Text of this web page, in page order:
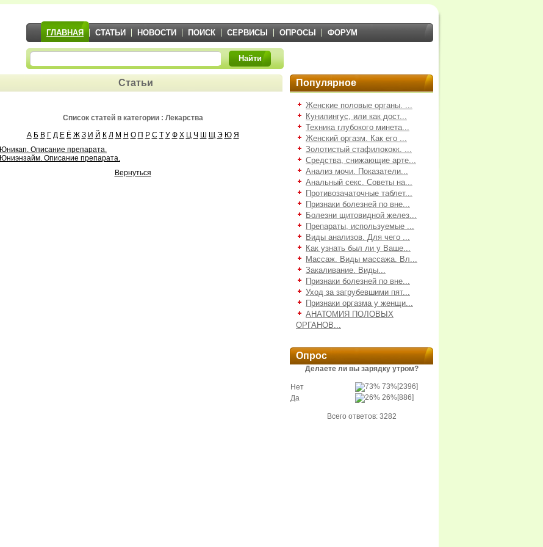
ГЛАВНАЯ СТАТЬИ НОВОСТИ ПОИСК СЕРВИСЫ ОПРОСЫ ФОРУМ
Найти
Статьи
Список статей в категории : Лекарства
А Б В Г Д Е Ё Ж З И Й К Л М Н О П Р С Т У Ф Х Ц Ч Ш Щ Э Ю Я
Юникап. Описание препарата.
Юниэнзайм. Описание препарата.
Вернуться
Популярное
Женские половые органы. ...
Кунилингус, или как дост...
Техника глубокого минета...
Женский оргазм. Как его ...
Золотистый стафилококк. ...
Средства, снижающие арте...
Анализ мочи. Показатели...
Анальный секс. Советы на...
Противозачаточные таблет...
Признаки болезней по вне...
Болезни щитовидной желез...
Препараты, используемые ...
Виды анализов. Для чего ...
Как узнать был ли у Ваше...
Массаж. Виды массажа. Вл...
Закаливание. Виды...
Признаки болезней по вне...
Уход за загрубевшими пят...
Признаки оргазма у женщи...
АНАТОМИЯ ПОЛОВЫХ
ОРГАНОВ...
Опрос
Делаете ли вы зарядку утром?
Нет 73%[2396]
Да
26%[886]
Всего ответов: 3282